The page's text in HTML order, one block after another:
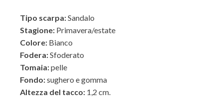
INTERNO
Tipo scarpa:Sandalo
Stagione: Primavera/estate
Colore: Bianco
Fodera:Sfoderato
Tomaia:pelle
Fondo:sughero e gomma
Altezza del tacco: 1,2 cm.